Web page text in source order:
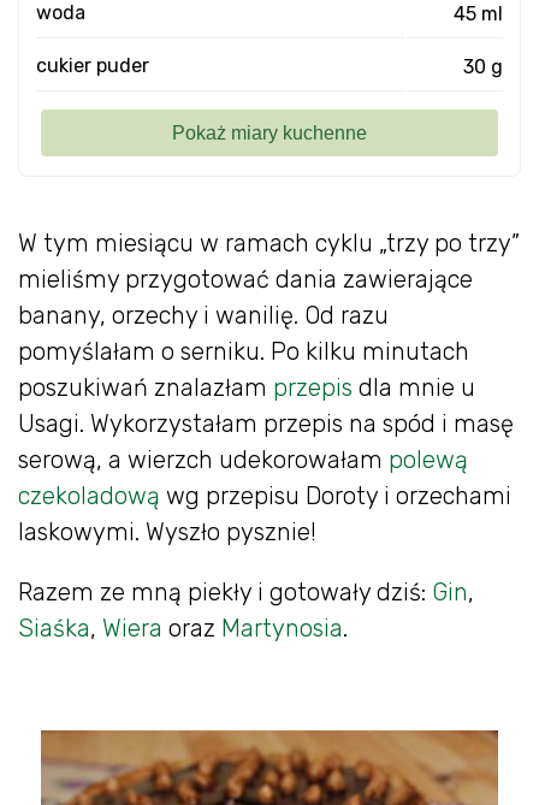
W tym miesiącu w ramach cyklu „trzy po trzy”
mieliśmy przygotować dania zawierające
banany, orzechy i wanilię. Od razu
pomyślałam o serniku. Po kilku minutach
poszukiwań znalazłam przepis dla mnie u
Usagi. Wykorzystałam przepis na spód i masę
serową, a wierzch udekorowałam polewą
czekoladową wg przepisu Doroty i orzechami
laskowymi. Wyszło pysznie!
Razem ze mną piekły i gotowały dziś: Gin,
Siaśka, Wiera oraz Martynosia.
woda 45 ml
cukier puder 30 g